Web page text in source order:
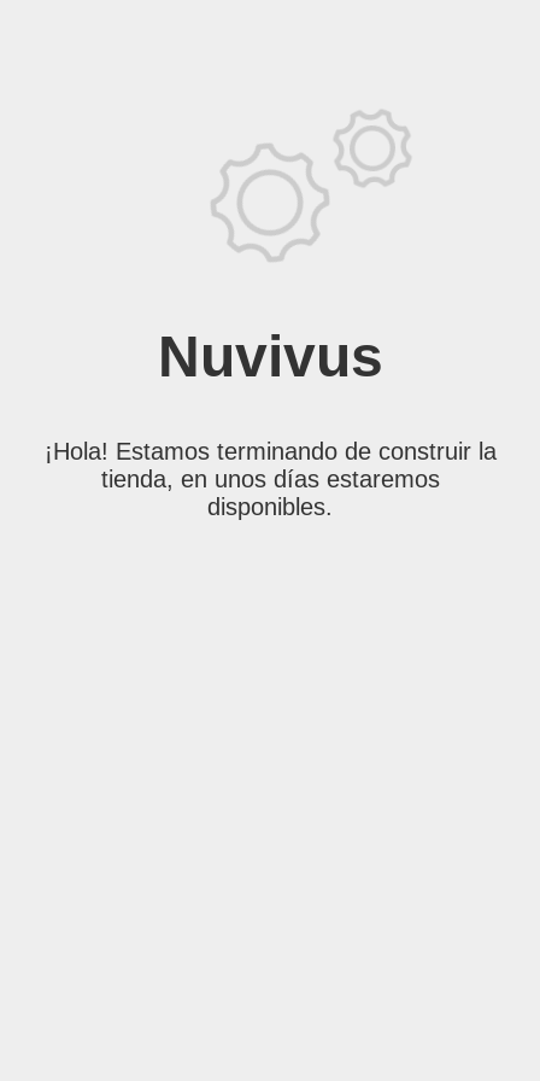
Nuvivus
¡Hola! Estamos terminando de construir la
tienda, en unos días estaremos
disponibles.